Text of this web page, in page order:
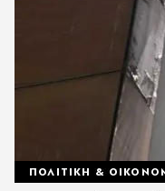
ΠΟΛΙΤΙΚΗ &